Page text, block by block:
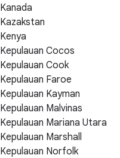
Kanada
Kazakstan
Kenya
Kepulauan Cocos
Kepulauan Cook
Kepulauan Faroe
Kepulauan Kayman
Kepulauan Malvinas
Kepulauan Mariana Utara
Kepulauan Marshall
Kepulauan Norfolk